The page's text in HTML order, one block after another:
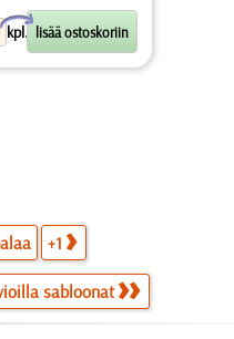
kpl.
X
+1
sabloonat